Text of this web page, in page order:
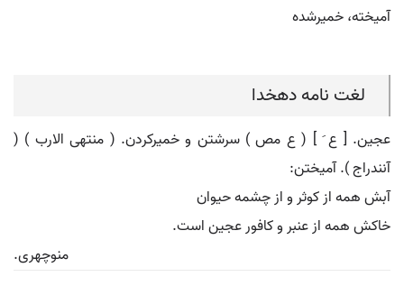
آمیخته، خمیرشده
لغت نامه دهخدا
عجین. [ ع َ ] ( ع مص ) سرشتن و خمیرکردن. ( منتهی الارب ) (
آنندراج ). آمیختن:
آبش همه از کوثر و از چشمه حیوان
خاکش همه از عنبر و کافور عجین است.
منوچهری.